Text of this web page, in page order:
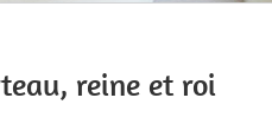
reine et roi